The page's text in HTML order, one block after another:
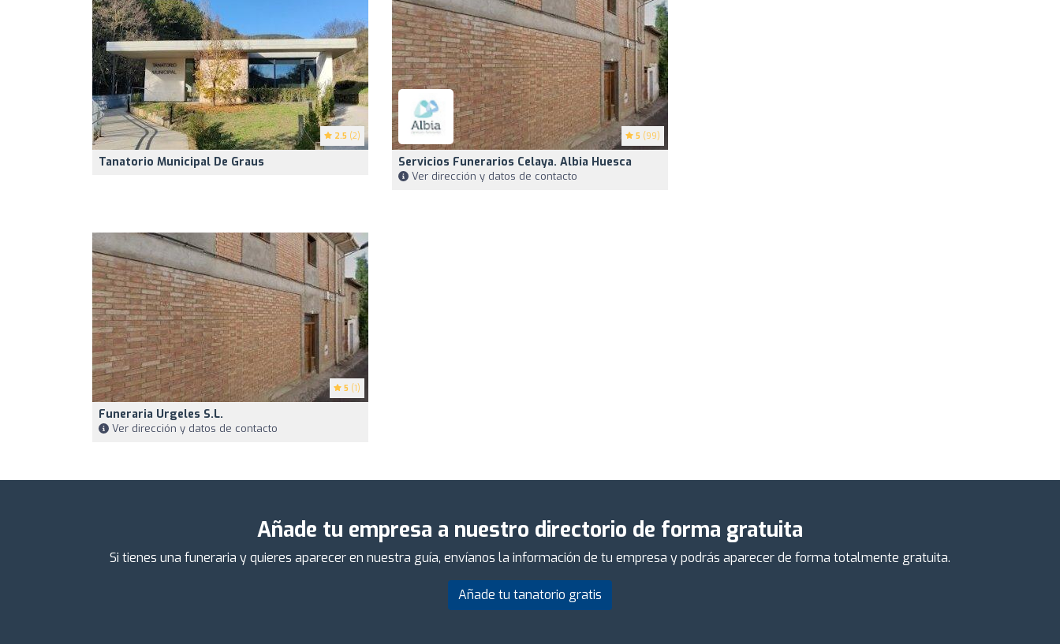
2.5 (2)
Tanatorio Municipal De Graus
5 (99)
Servicios Funerarios Celaya. Albia Huesca
Ver dirección y datos de contacto
5 (1)
Funeraria Urgeles S.L.
Ver dirección y datos de contacto
Añade tu empresa a nuestro directorio de forma gratuita
Si tienes una funeraria y quieres aparecer en nuestra guía, envíanos la información de tu empresa y podrás aparecer de forma totalmente gratuita.
Añade tu tanatorio gratis